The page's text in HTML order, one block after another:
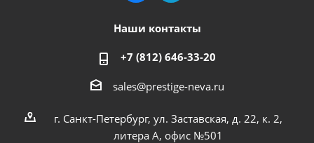
Наши контакты
+7 (812) 646-33-20
sales@prestige-neva.ru
г. Санкт-Петербург, ул. Заставская, д. 22, к. 2,
литера А, офис №501